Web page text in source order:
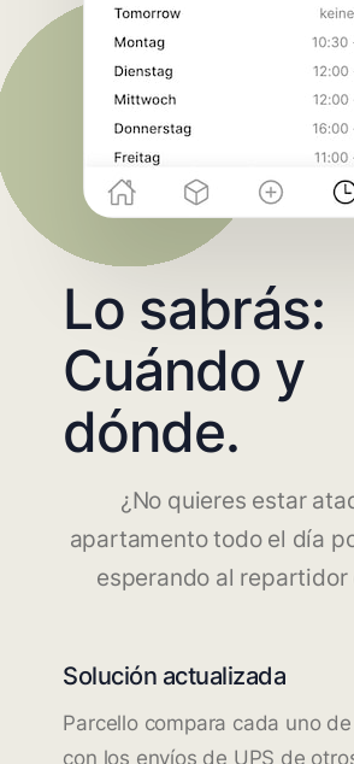
Lo sabrás:
Cuándo y
dónde.
¿No quieres estar
apartamento todo el día
esperando al repartidor
Solución actualizada
Parcello compara cada uno
con los envíos de UPS de